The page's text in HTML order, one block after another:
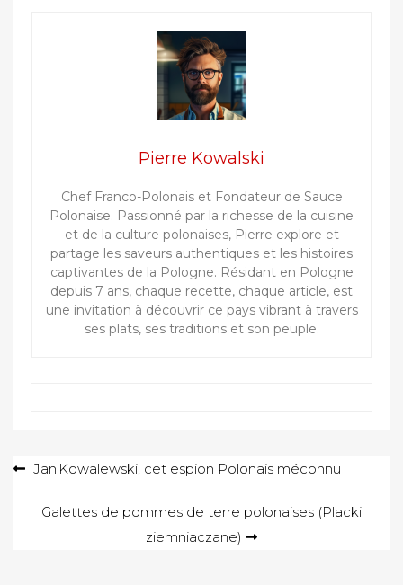
Pierre Kowalski
Chef Franco-Polonais et Fondateur de Sauce
Polonaise. Passionné par la richesse de la cuisine
et de la culture polonaises, Pierre explore et
partage les saveurs authentiques et les histoires
captivantes de la Pologne. Résidant en Pologne
depuis 7 ans, chaque recette, chaque article, est
une invitation à découvrir ce pays vibrant à travers
ses plats, ses traditions et son peuple.
Navigation
Jan Kowalewski, cet espion Polonais méconnu
Galettes de pommes de terre polonaises (Placki
ziemniaczane)